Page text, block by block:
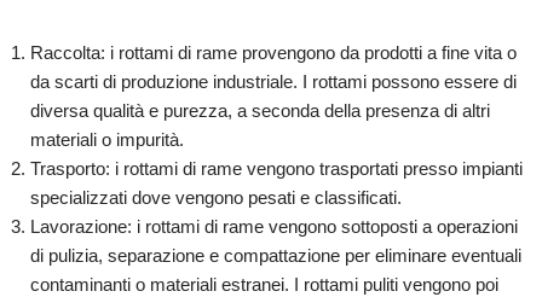
Raccolta: i rottami di rame provengono da prodotti a fine vita o
da scarti di produzione industriale. I rottami possono essere di
diversa qualità e purezza, a seconda della presenza di altri
materiali o impurità.
Trasporto: i rottami di rame vengono trasportati presso impianti
specializzati dove vengono pesati e classificati.
Lavorazione: i rottami di rame vengono sottoposti a operazioni
di pulizia, separazione e compattazione per eliminare eventuali
contaminanti o materiali estranei. I rottami puliti vengono poi